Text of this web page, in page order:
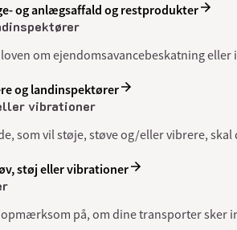
og anlægsaffald og restprodukter
om ejendomsavancebeskatning
og landinspektører
vibrationer
som vil støje, støve og/eller vibrere,
støj eller vibrationer
på, om dine transporter